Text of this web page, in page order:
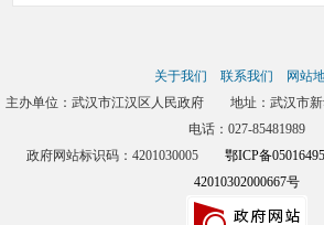
关于我们 联系我们
网站
主办单位：武汉市江汉区人民政府 地址：武汉市
电话：027-85481989
政府网站标识码：4201030005 鄂ICP备
42010302000667号